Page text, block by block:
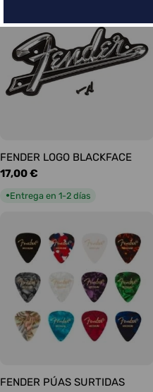
FENDER LOGO BLACKFACE
Precio
17,00 €
●Entrega en 1-2 días
FENDER PÚAS SURTIDAS